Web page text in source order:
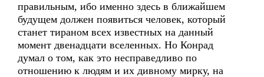
правильным, ибо именно здесь в ближайшем
будущем должен появиться человек, который
станет тираном всех известных на данный
момент двенадцати вселенных. Но Конрад
думал о том, как это несправедливо по
отношению к людям и их дивному мирку, на